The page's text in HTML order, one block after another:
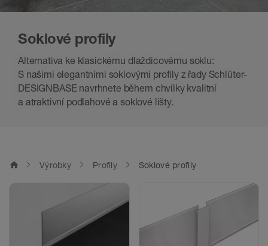
Soklové profily
Alternativa ke klasickému dlaždicovému soklu:
S našimi elegantními soklovými profily z řady Schlüter-
DESIGNBASE navrhnete během chvilky kvalitní
a atraktivní podlahové a soklové lišty.
home Výrobky Profily Soklové profily